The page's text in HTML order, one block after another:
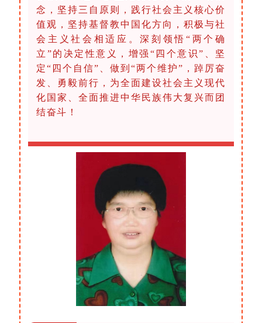
念，坚持三自原则，践行社会主义核心价
值观，坚持基督教中国化方向，积极与社
会主义社会相适应。深刻领悟“两个确
立”的决定性意义，增强“四个意识”、坚
定“四个自信”、做到“两个维护”，踔厉奋
发、勇毅前行，为全面建设社会主义现代
化国家、全面推进中华民族伟大复兴而团
结奋斗！